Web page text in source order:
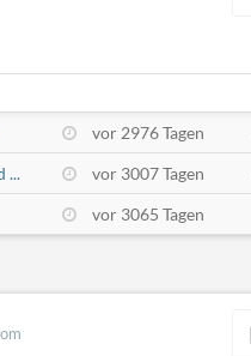
vor 2976 Tagen
...
vor 3007 Tagen
vor 3065 Tagen